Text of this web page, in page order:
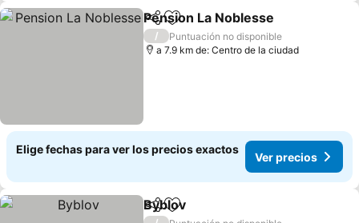
CompartirAgregar a favoritos
Pension La Noblesse
/
Puntuación no disponible
a 7.9 km de: Centro de la ciudad
Elige fechas para ver los precios exactos
Ver precios
CompartirAgregar a favoritos
Byblov